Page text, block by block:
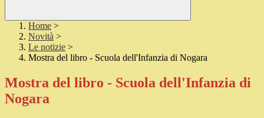
Home >
Novità >
Le notizie >
Mostra del libro - Scuola dell'Infanzia di Nogara
Mostra del libro - Scuola dell'Infanzia di
Nogara